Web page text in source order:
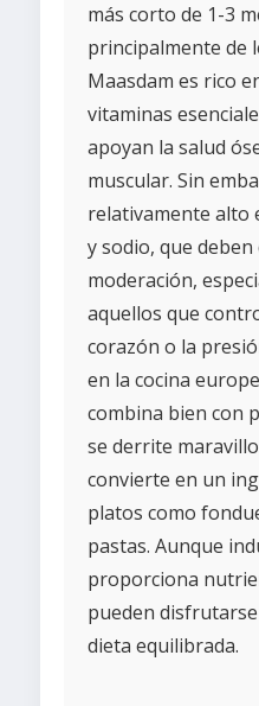
más corto de 1-3
principalmente de
Maasdam es rico
vitaminas
apoyan la salud
muscular. Sin
relativamente alto
y sodio, que
moderación,
aquellos que
corazón o la
en la cocina
combina bien con
se derrite
convierte en un
platos como
pastas. Aunque
proporciona
pueden
dieta equilibrada.